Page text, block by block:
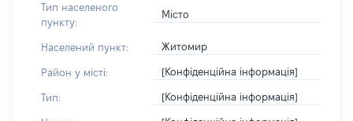
Тип населеного
пункту:
Місто
Населений пункт: Житомир
Район у місті: [Конфіденційна інформація]
Тип: [Конфіденційна інформація]